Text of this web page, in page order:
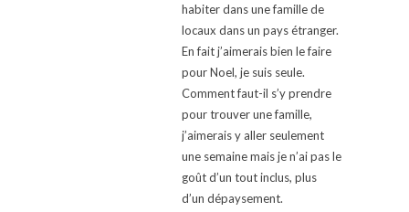
habiter dans une famille de
locaux dans un pays étranger.
En fait j’aimerais bien le faire
pour Noel, je suis seule.
Comment faut-il s’y prendre
pour trouver une famille,
j’aimerais y aller seulement
une semaine mais je n’ai pas le
goût d’un tout inclus, plus
d’un dépaysement.